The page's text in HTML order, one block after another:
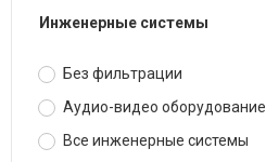
Инженерные системы
Без фильтрации
Аудио-видео оборудование
Все инженерные системы